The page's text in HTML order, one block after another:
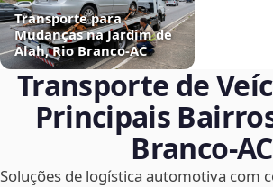
Transporte para
Mudanças na Jardim de
Alah, Rio Branco‑AC
Transporte de
Principais
Branco‑AC
Soluções de logística automotiva com